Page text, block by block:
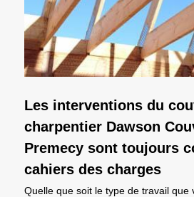
Les interventions du
charpentier Dawson
Premecy sont toujours
cahiers des charges
Quelle que soit le type de travail que